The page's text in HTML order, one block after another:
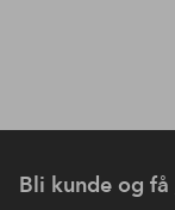
Bli kunde og få